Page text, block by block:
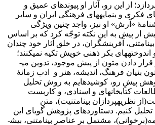
از این رو، آثار او پیوندهای عمیق و
فکری و بن­مایه­های فرهنگی ایران و سایر
«آرش» او نیز، واجد چنین ویژگی
از پیش به این نکته توجّه کرد که بر اساس
آفرینشگران، در خلق آثار خود چندان
اندوخته­های بکر ذهنی خویش تکیه نمی­کنند؛
بلکه آن­ها را با مدّ نظر قرار دادن متون از پیش موجود، تدوین می­
بنیان فرهنگ، اندیشه، هنر و ادب زمانۀ
پیشِ رو، کوشیده­ایم به روش تحلیل
کتابخانه­ای و اسنادی، و کاربست
نظریه­پردازان بینامتنیت)، متن
تحلیل کنیم. دستاوردهای پژوهش گویای این
است که این نمایشنامه(برخوانی)، مشتمل بر عناصر بینامتنی، بیش­